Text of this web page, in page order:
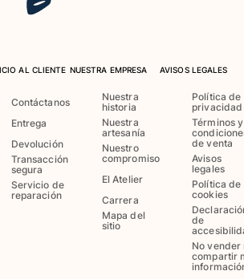
y Relojes
VILEBREQUIN
Vilebrequin
AL CLIENTE
Contáctanos
Entrega
Devolución
Transacción
segura
Servicio de
reparación
NUESTRA EMPRESA
Nuestra
historia
Nuestra
artesanía
Nuestro
compromiso
El Atelier
Carrera
Mapa del
sitio
AVISOS LEGALES
Política de
privacidad
Términos y
de venta
Avisos
legales
Política de
cookies
de
No vender
compartir